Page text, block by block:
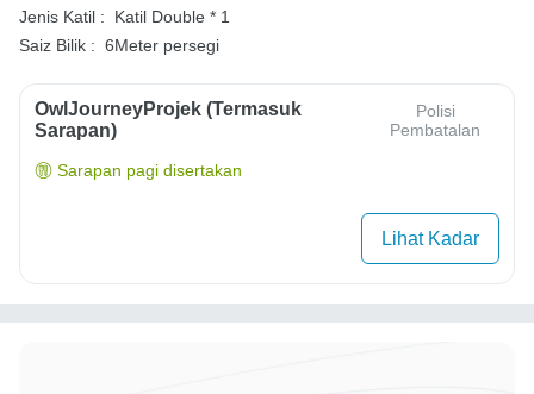
Jenis Katil :
Katil Double * 1
Saiz Bilik : 6Meter persegi
OwlJourneyProjek (Termasuk
Sarapan)
Polisi
Pembatalan
Sarapan pagi disertakan
Lihat Kadar